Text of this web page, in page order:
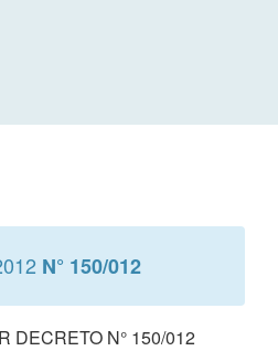
N° 150/012
DECRETO N° 150/012